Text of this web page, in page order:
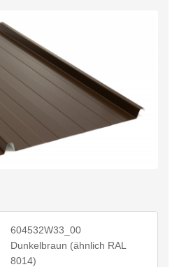
604532W33_00
Dunkelbraun (ähnlich RAL
8014)